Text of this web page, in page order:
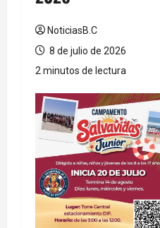
NoticiasB.C
8 de julio de 2026
2 minutos de lectura